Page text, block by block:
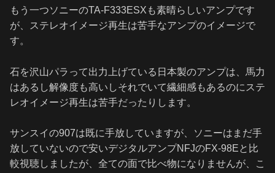
もう一つソニーのTA-F333ESXも素晴らしいアンプです
が、ステレオイメージ再生は苦手なアンプのイメージで
す。
石を沢山パラって出力上げている日本製のアンプは、馬力
はあるし解像度も高いしそれでいて繊細感もあるのにステ
レオイメージ再生は苦手だったりします。
サンスイの907は既に手放していますが、ソニーはまだ手
放していないので安いデジタルアンプNFJのFX-98Eと比
較視聴しましたが、全ての面で比べ物になりませんが、こ